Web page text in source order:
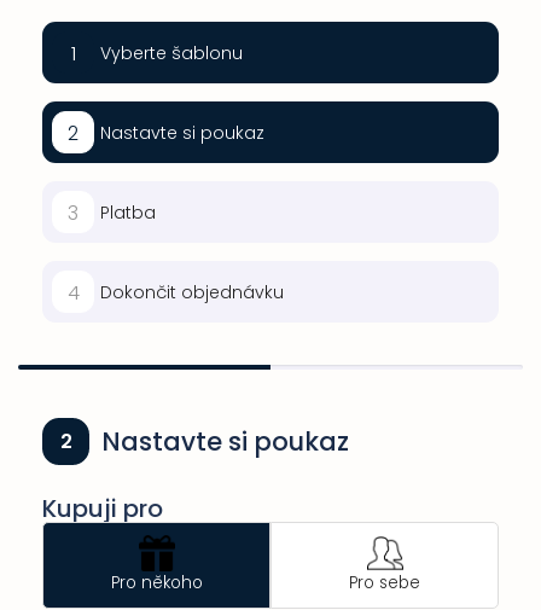
1 Vyberte šablonu
2 Nastavte si poukaz
3 Platba
4 Dokončit objednávku
2 Nastavte si poukaz
Kupuji pro
Pro někoho Pro sebe